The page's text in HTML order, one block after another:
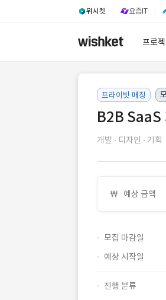
위시켓 요즘IT
프로
프라이빗 매칭
B2B SaaS
개발 디자인 기획
예상 금액
모집 마감일
예상 시작일
진행 분류